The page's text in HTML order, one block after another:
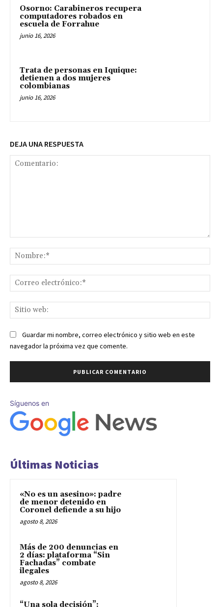
Osorno: Carabineros recupera
computadores robados en
escuela de Forrahue
junio 16, 2026
Trata de personas en Iquique:
detienen a dos mujeres
colombianas
junio 16, 2026
DEJA UNA RESPUESTA
Guardar mi nombre, correo electrónico y sitio web en este
navegador la próxima vez que comente.
Síguenos en
Últimas Noticias
«No es un asesino»: padre
de menor detenido en
Coronel defiende a su hijo
agosto 8, 2026
Más de 200 denuncias en
2 días: plataforma “Sin
Fachadas” combate
ilegales
agosto 8, 2026
“Una sola decisión”: